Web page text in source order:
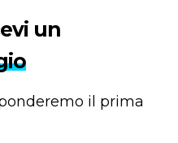
un
il prima